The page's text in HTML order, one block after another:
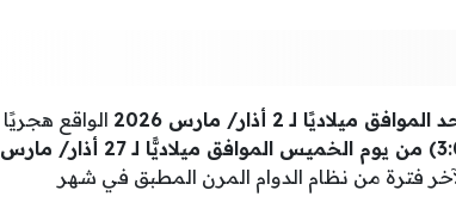
الموافق ميلاديًا لـ 2 أذار/ مارس 2026
الواقع هجريًا
في تمام الساعة الثالثة ظهرًا (3:00) من يوم الخميس الموافق ميلاديًّا لـ 27 أذار/ مارس
الهجري لـ 27 رمضان 1447 وفقًا لآخر فترة من نظام الدوام المرن المطبق في شهر